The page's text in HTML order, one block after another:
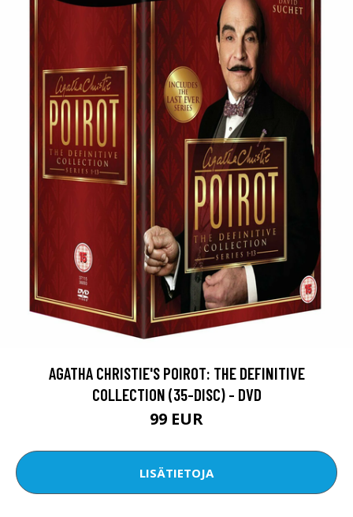
AGATHA CHRISTIE'S POIROT: THE DEFINITIVE
COLLECTION (35-DISC) - DVD
99 EUR
LISÄTIETOJA